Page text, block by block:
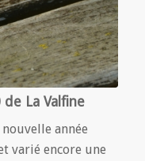
La Valfine
année
varié encore une